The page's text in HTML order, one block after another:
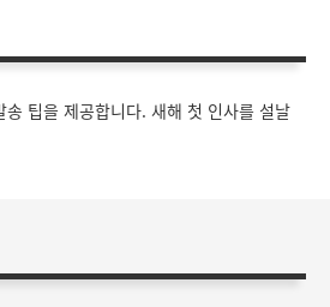
팁을 제공합니다. 새해 첫 인사를 설날